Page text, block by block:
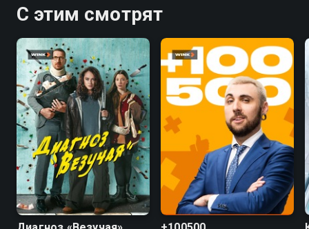
С этим смотрят
7.4 5.5 4.5